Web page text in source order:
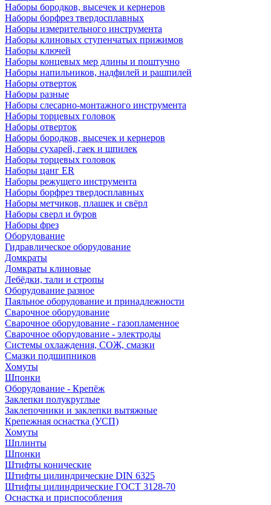
Наборы бородков, высечек и кернеров
Наборы борфрез твердосплавных
Наборы измерительного инструмента
Наборы клиновых ступенчатых прижимов
Наборы ключей
Наборы концевых мер длины и поштучно
Наборы напильников, надфилей и рашпилей
Наборы отверток
Наборы разные
Наборы слесарно-монтажного инструмента
Наборы торцевых головок
Наборы отверток
Наборы бородков, высечек и кернеров
Наборы сухарей, гаек и шпилек
Наборы торцевых головок
Наборы цанг ER
Наборы режущего инструмента
Наборы борфрез твердосплавных
Наборы метчиков, плашек и свёрл
Наборы сверл и буров
Наборы фрез
Оборудование
Гидравлическое оборудование
Домкраты
Домкраты клиновые
Лебёдки, тали и стропы
Оборудование разное
Паяльное оборудование и принадлежности
Сварочное оборудование
Сварочное оборудование - газопламенное
Сварочное оборудование - электроды
Системы охлаждения, СОЖ, смазки
Смазки подшипников
Хомуты
Шпонки
Оборудование - Крепёж
Заклепки полукруглые
Заклепочники и заклепки вытяжные
Крепежная оснастка (УСП)
Хомуты
Шплинты
Шпонки
Штифты конические
Штифты цилиндрические DIN 6325
Штифты цилиндрические ГОСТ 3128-70
Оснастка и приспособления